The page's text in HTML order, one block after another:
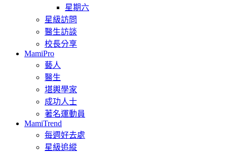
星期六
星級訪問
醫生訪談
校長分享
MamiPro
藝人
醫生
堪輿學家
成功人士
著名運動員
MamiTrend
每週好去處
星級追縱